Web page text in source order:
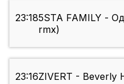
23:185STA FAMILY -
rmx)
23:16ZIVERT - Beverly